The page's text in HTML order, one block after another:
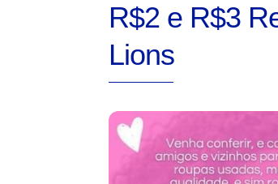
R$2 e R$3
Lions